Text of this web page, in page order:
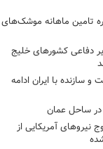
تامین ماهانه موشک‌های
دفاعی کشورهای خلیج
سازنده با ایران ادامه
در ساحل عمان
نیروهای آمریکایی از